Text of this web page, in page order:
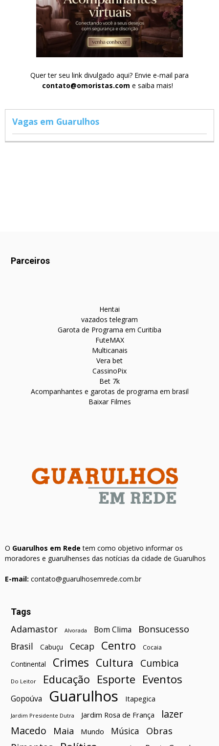
Quer ter seu link divulgado aqui? Envie e-mail para
contato@omoristas.com e saiba mais!
Vagas em Guarulhos
Parceiros
Hentai
vazados telegram
Garota de Programa em Curitiba
FuteMAX
Multicanais
Vera bet
CassinoPix
Bet 7k
Acompanhantes e garotas de programa em brasil
Baixar Filmes
O Guarulhos em Rede tem como objetivo informar os
moradores e guarulhenses das notícias da cidade de Guarulhos
E-mail: contato@guarulhosemrede.com.br
Tags
Adamastor Alvorada Bom Clima Bonsucesso
Brasil Cabuçu Cecap Centro Cocaia
Continental Crimes Cultura Cumbica
Do Leitor Educação Esporte Eventos
Gopoúva Guarulhos Itapegica
Jardim Presidente Dutra Jardim Rosa de França
lazer
Macedo
Maia Mundo Música Obras